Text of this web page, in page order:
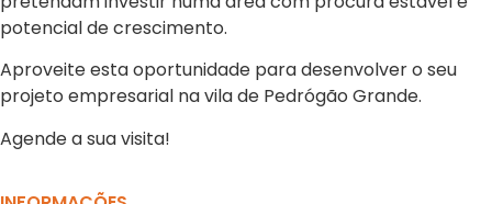
potencial de crescimento.
Aproveite esta oportunidade para desenvolver o seu
projeto empresarial na vila de Pedrógão Grande.
Agende a sua visita!